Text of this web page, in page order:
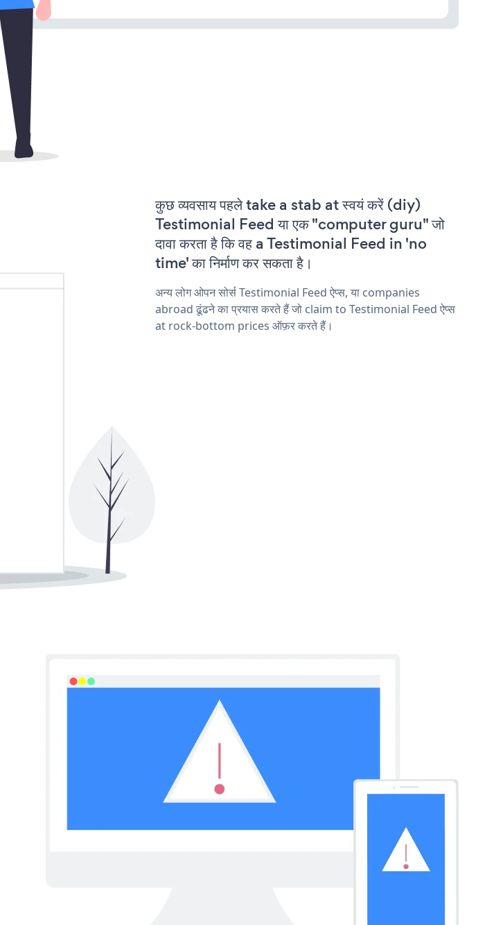
कुछ व्यवसाय पहले take a stab at स्वयं करें (diy)
Testimonial Feed या एक "computer guru" जो
दावा करता है कि वह a Testimonial Feed in 'no
time' का निर्माण कर सकता है।
अन्य लोग ओपन सोर्स Testimonial Feed ऐप्स, या companies
abroad ढूंढने का प्रयास करते हैं जो claim to Testimonial Feed ऐप्स
at rock-bottom prices ऑफ़र करते हैं।